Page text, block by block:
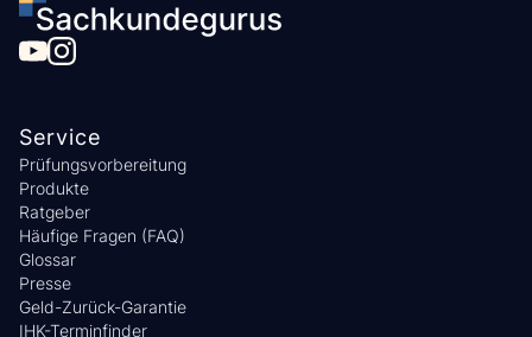
Service
Prüfungsvorbereitung
Produkte
Ratgeber
Häufige Fragen (FAQ)
Glossar
Presse
Geld-Zurück-Garantie
IHK-Terminfinder